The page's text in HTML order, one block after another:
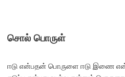
சொல் பொருள்
ஈடு என்பதன் பொருளை ஈடு இணை